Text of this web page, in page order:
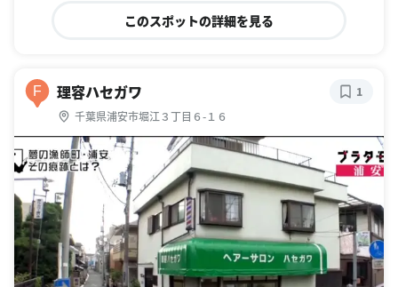
このスポットの詳細を見る
F 理容ハセガワ
千葉県浦安市堀江３丁目６-１６
1